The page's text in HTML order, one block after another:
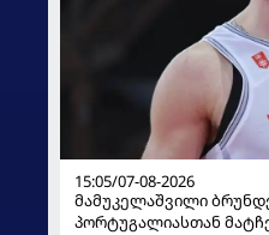
15:05/07-08-2026
მამუკელაშვილი
პორტუგალიასთან